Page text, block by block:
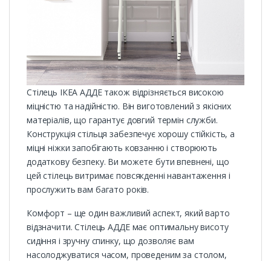
Стілець ІКЕА АДДЕ також відрізняється високою
міцністю та надійністю. Він виготовлений з якісних
матеріалів, що гарантує довгий термін служби.
Конструкція стільця забезпечує хорошу стійкість, а
міцні ніжки запобігають ковзанню і створюють
додаткову безпеку. Ви можете бути впевнені, що
цей стілець витримає повсякденні навантаження і
прослужить вам багато років.
Комфорт – ще один важливий аспект, який варто
відзначити. Стілець АДДЕ має оптимальну висоту
сидіння і зручну спинку, що дозволяє вам
насолоджуватися часом, проведеним за столом,